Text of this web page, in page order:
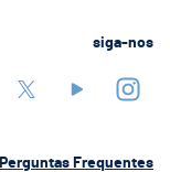
siga-nos
Perguntas Frequentes